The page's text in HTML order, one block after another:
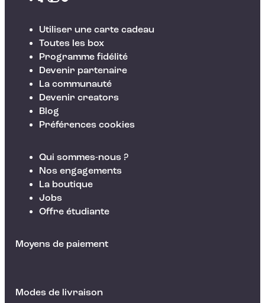
Utiliser une carte cadeau
Toutes les box
Programme fidélité
Devenir partenaire
La communauté
Devenir creators
Blog
Préférences cookies
Qui sommes-nous ?
Nos engagements
La boutique
Jobs
Offre étudiante
Moyens de paiement
Modes de livraison